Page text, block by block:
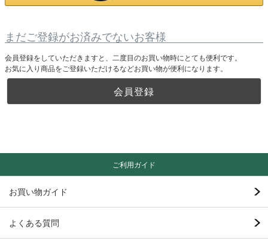
まだご登録がお済みでないお客様
会員登録をしていただきますと、二度目のお買い物時にとても便利です。
お気に入り商品をご登録いただけるなどお買い物が便利になります。
会員登録
ご利用ガイド
お買い物ガイド
よくある質問